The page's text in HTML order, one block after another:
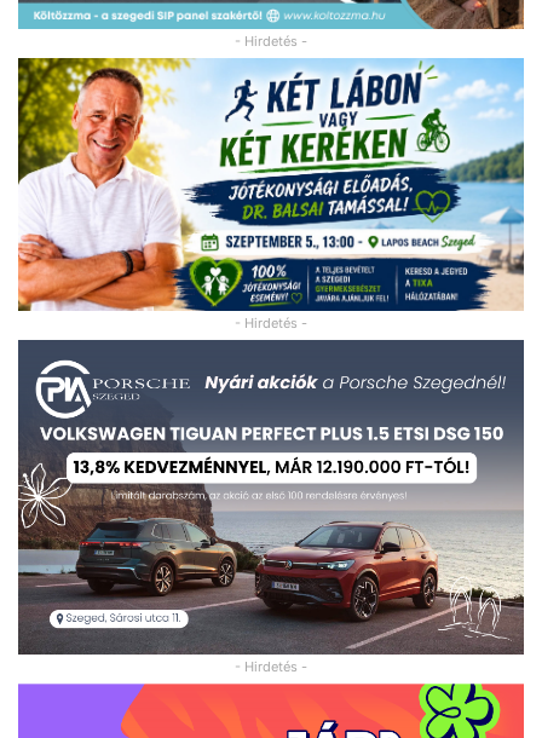
- Hirdetés -
- Hirdetés -
- Hirdetés -